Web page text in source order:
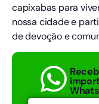
capixabas para
nossa cidade e
de devoção e